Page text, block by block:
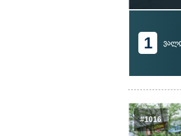
1
#1016